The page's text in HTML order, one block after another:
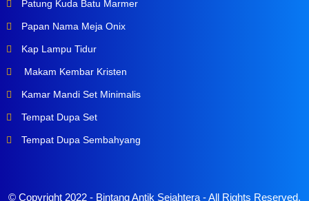
Patung Kuda Batu Marmer
Papan Nama Meja Onix
Kap Lampu Tidur
Makam Kembar Kristen
Kamar Mandi Set Minimalis
Tempat Dupa Set
Tempat Dupa Sembahyang
© Copyright 2022 - Bintang Antik Sejahtera- All Rights Reserved.